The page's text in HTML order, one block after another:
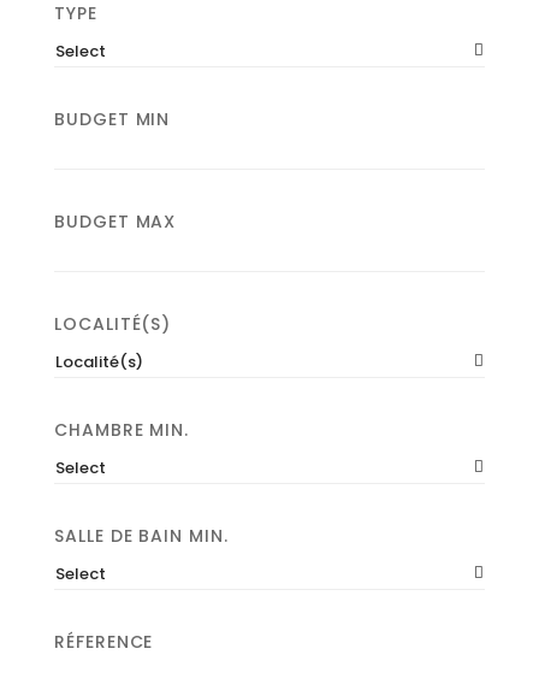
TYPE
Select
BUDGET MIN
BUDGET MAX
LOCALITÉ(S)
Localité(s)
CHAMBRE MIN.
Select
SALLE DE BAIN MIN.
Select
RÉFERENCE